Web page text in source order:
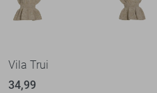
Vila Trui
34,99